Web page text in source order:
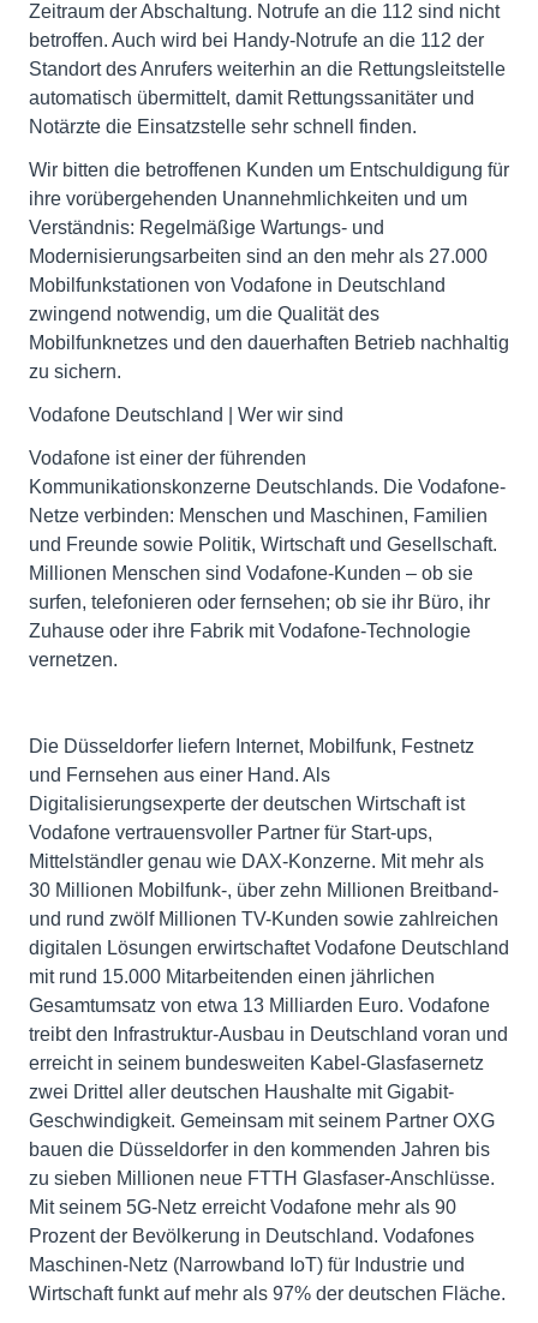
Zeitraum der Abschaltung. Notrufe an die 112 sind nicht
betroffen. Auch wird bei Handy-Notrufe an die 112 der
Standort des Anrufers weiterhin an die Rettungsleitstelle
automatisch übermittelt, damit Rettungssanitäter und
Notärzte die Einsatzstelle sehr schnell finden.
Wir bitten die betroffenen Kunden um Entschuldigung für
ihre vorübergehenden Unannehmlichkeiten und um
Verständnis: Regelmäßige Wartungs- und
Modernisierungsarbeiten sind an den mehr als 27.000
Mobilfunkstationen von Vodafone in Deutschland
zwingend notwendig, um die Qualität des
Mobilfunknetzes und den dauerhaften Betrieb nachhaltig
zu sichern.
Vodafone Deutschland | Wer wir sind
Vodafone ist einer der führenden
Kommunikationskonzerne Deutschlands. Die Vodafone-
Netze verbinden: Menschen und Maschinen, Familien
und Freunde sowie Politik, Wirtschaft und Gesellschaft.
Millionen Menschen sind Vodafone-Kunden – ob sie
surfen, telefonieren oder fernsehen; ob sie ihr Büro, ihr
Zuhause oder ihre Fabrik mit Vodafone-Technologie
vernetzen.
Die Düsseldorfer liefern Internet, Mobilfunk, Festnetz
und Fernsehen aus einer Hand. Als
Digitalisierungsexperte der deutschen Wirtschaft ist
Vodafone vertrauensvoller Partner für Start-ups,
Mittelständler genau wie DAX-Konzerne. Mit mehr als
30 Millionen Mobilfunk-, über zehn Millionen Breitband-
und rund zwölf Millionen TV-Kunden sowie zahlreichen
digitalen Lösungen erwirtschaftet Vodafone Deutschland
mit rund 15.000 Mitarbeitenden einen jährlichen
Gesamtumsatz von etwa 13 Milliarden Euro. Vodafone
treibt den Infrastruktur-Ausbau in Deutschland voran und
erreicht in seinem bundesweiten Kabel-Glasfasernetz
zwei Drittel aller deutschen Haushalte mit Gigabit-
Geschwindigkeit. Gemeinsam mit seinem Partner OXG
bauen die Düsseldorfer in den kommenden Jahren bis
zu sieben Millionen neue FTTH Glasfaser-Anschlüsse.
Mit seinem 5G-Netz erreicht Vodafone mehr als 90
Prozent der Bevölkerung in Deutschland. Vodafones
Maschinen-Netz (Narrowband IoT) für Industrie und
Wirtschaft funkt auf mehr als 97% der deutschen Fläche.